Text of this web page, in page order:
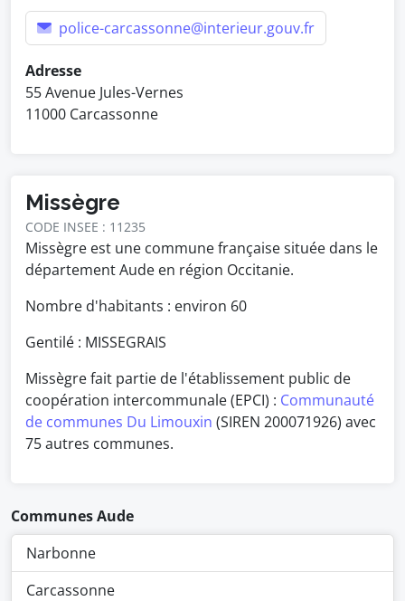
police-carcassonne@interieur.gouv.fr
Adresse
55 Avenue Jules-Vernes
11000 Carcassonne
Missègre
CODE INSEE : 11235
Missègre est une commune française située dans le
département Aude en région Occitanie.
Nombre d'habitants : environ 60
Gentilé : MISSEGRAIS
Missègre fait partie de l'établissement public de
coopération intercommunale (EPCI) : Communauté
de communes Du Limouxin (SIREN 200071926) avec
75 autres communes.
Communes Aude
Narbonne
Carcassonne